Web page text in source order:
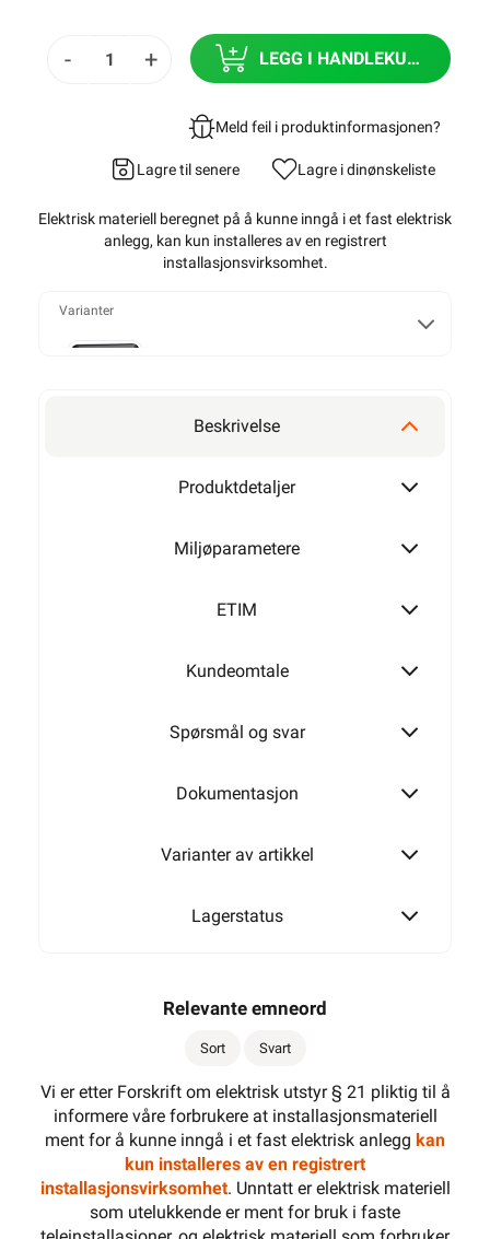
- + LEGG I HANDLEKURV
Meld feil i produktinformasjonen?
Lagre til senere Lagre i dinønskeliste
Elektrisk materiell beregnet på å kunne inngå i et fast elektrisk
anlegg, kan kun installeres av en registrert
installasjonsvirksomhet.
Varianter
2 polet
Serievender
Beskrivelse
Produktdetaljer
Miljøparametere
ETIM
Kundeomtale
Spørsmål og svar
Dokumentasjon
Varianter av artikkel
Lagerstatus
Relevante emneord
Sort Svart
Vi er etter Forskrift om elektrisk utstyr § 21 pliktig til å
informere våre forbrukere at installasjonsmateriell
ment for å kunne inngå i et fast elektrisk anlegg kan
kun installeres av en registrert
installasjonsvirksomhet. Unntatt er elektrisk materiell
som utelukkende er ment for bruk i faste